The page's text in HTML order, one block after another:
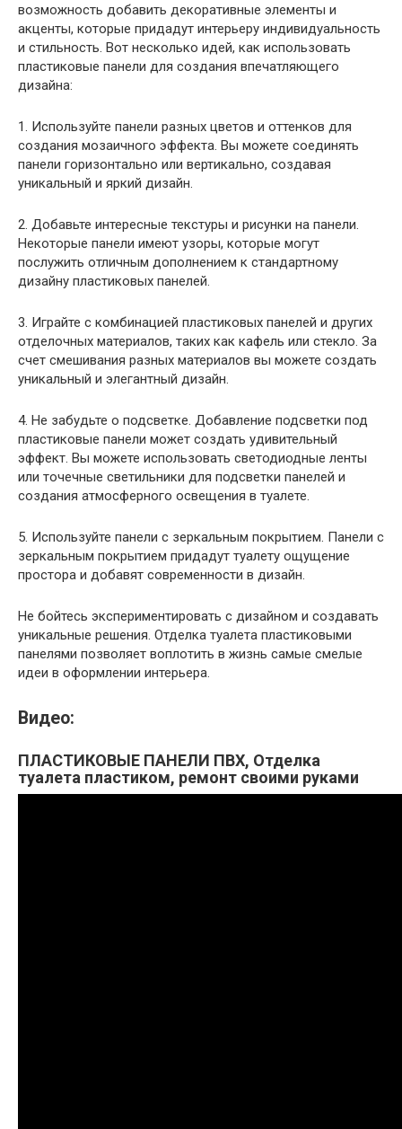
возможность добавить декоративные элементы и
акценты, которые придадут интерьеру индивидуальность
и стильность. Вот несколько идей, как использовать
пластиковые панели для создания впечатляющего
дизайна:
1. Используйте панели разных цветов и оттенков для
создания мозаичного эффекта. Вы можете соединять
панели горизонтально или вертикально, создавая
уникальный и яркий дизайн.
2. Добавьте интересные текстуры и рисунки на панели.
Некоторые панели имеют узоры, которые могут
послужить отличным дополнением к стандартному
дизайну пластиковых панелей.
3. Играйте с комбинацией пластиковых панелей и других
отделочных материалов, таких как кафель или стекло. За
счет смешивания разных материалов вы можете создать
уникальный и элегантный дизайн.
4. Не забудьте о подсветке. Добавление подсветки под
пластиковые панели может создать удивительный
эффект. Вы можете использовать светодиодные ленты
или точечные светильники для подсветки панелей и
создания атмосферного освещения в туалете.
5. Используйте панели с зеркальным покрытием. Панели с
зеркальным покрытием придадут туалету ощущение
простора и добавят современности в дизайн.
Не бойтесь экспериментировать с дизайном и создавать
уникальные решения. Отделка туалета пластиковыми
панелями позволяет воплотить в жизнь самые смелые
идеи в оформлении интерьера.
Видео:
ПЛАСТИКОВЫЕ ПАНЕЛИ ПВХ, Отделка
туалета пластиком, ремонт своими руками